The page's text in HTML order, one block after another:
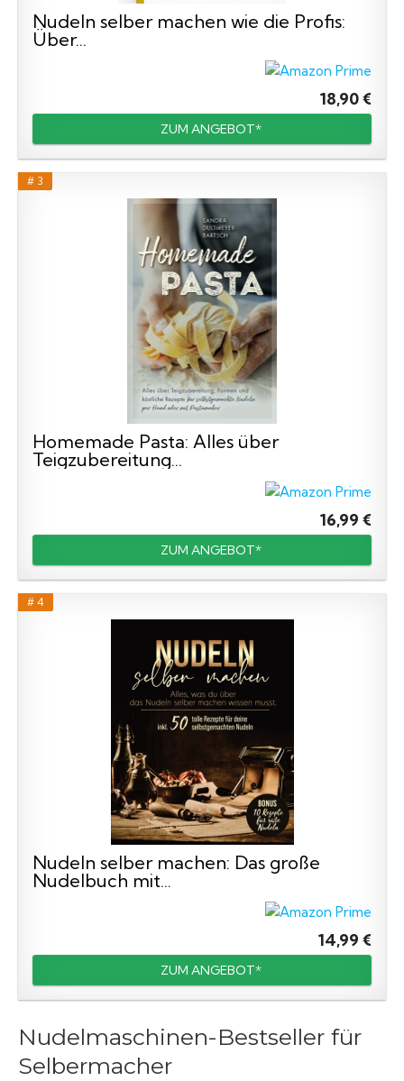
Nudeln selber machen wie die Profis:
Über...
18,90 €
ZUM ANGEBOT*
# 3
Homemade Pasta: Alles über
Teigzubereitung...
16,99 €
ZUM ANGEBOT*
# 4
Nudeln selber machen: Das große
Nudelbuch mit...
14,99 €
ZUM ANGEBOT*
Nudelmaschinen-Bestseller für
Selbermacher